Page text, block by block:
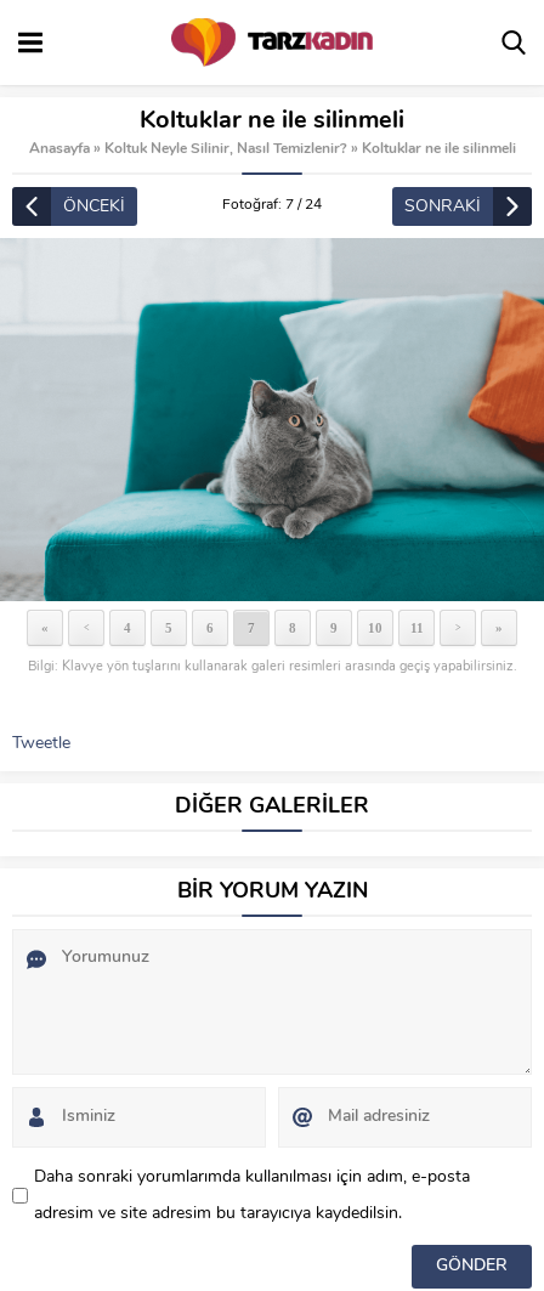
Koltuklar ne ile silinmeli
Anasayfa » Koltuk Neyle Silinir, Nasıl Temizlenir? » Koltuklar ne ile silinmeli
ÖNCEKİ Fotoğraf: 7 / 24 SONRAKİ
« < 4 5 6 7 8 9 10 11 > »
Bilgi: Klavye yön tuşlarını kullanarak galeri resimleri arasında geçiş yapabilirsiniz.
Tweetle
DİĞER GALERİLER
BİR YORUM YAZIN
Daha sonraki yorumlarımda kullanılması için adım, e-posta
adresim ve site adresim bu tarayıcıya kaydedilsin.